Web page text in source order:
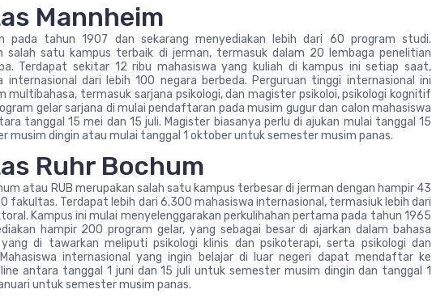
Mannheim
pada tahun 1907 dan sekarang menyediakan lebih dari 60 program studi.
salah satu kampus terbaik di jerman, termasuk dalam 20 lembaga penelitian
Terdapat sekitar 12 ribu mahasiswa yang kuliah di kampus ini setiap saat,
internasional dari lebih 100 negara berbeda. Perguruan tinggi internasional ini
multibahasa, termasuk sarjana psikologi, dan magister psikoloi, psikologi kognitif
gelar sarjana di mulai pendaftaran pada musim gugur dan calon mahasiswa
tanggal 15 mei dan 15 juli. Magister biasanya perlu di ajukan mulai tanggal 15
musim dingin atau mulai tanggal 1 oktober untuk semester musim panas.
Ruhr Bochum
atau RUB merupakan salah satu kampus terbesar di jerman dengan hampir 43
fakultas. Terdapat lebih dari 6.300 mahasiswa internasional, termasiuk lebih dari
Kampus ini mulai menyelenggarakan perkulihahan pertama pada tahun 1965
hampir 200 program gelar, yang sebagai besar di ajarkan dalam bahasa
di tawarkan meliputi psikologi klinis dan psikoterapi, serta psikologi dan
internasional yang ingin belajar di luar negeri dapat mendaftar ke
antara tanggal 1 juni dan 15 juli untuk semester musim dingin dan tanggal 1
untuk semester musim panas.